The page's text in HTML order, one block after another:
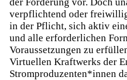
verpflichtend oder
in der Pflicht, sich aktiv
und alle erforderlichen
Voraussetzungen zu
Virtuellen Kraftwerks der
Stromproduzenten*innen